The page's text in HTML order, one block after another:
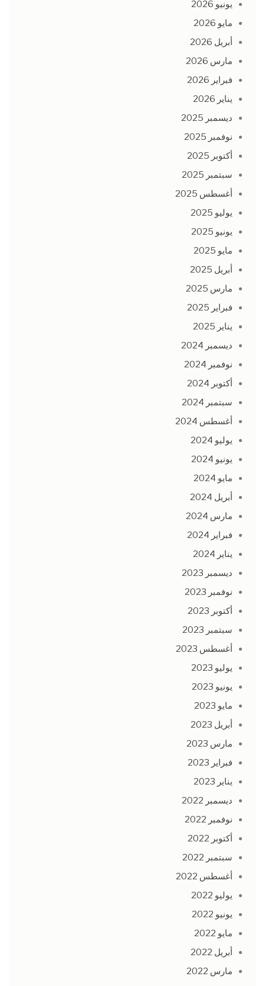
يونيو 2026
مايو 2026
أبريل 2026
مارس 2026
فبراير 2026
يناير 2026
ديسمبر 2025
نوفمبر 2025
أكتوبر 2025
سبتمبر 2025
أغسطس 2025
يوليو 2025
يونيو 2025
مايو 2025
أبريل 2025
مارس 2025
فبراير 2025
يناير 2025
ديسمبر 2024
نوفمبر 2024
أكتوبر 2024
سبتمبر 2024
أغسطس 2024
يوليو 2024
يونيو 2024
مايو 2024
أبريل 2024
مارس 2024
فبراير 2024
يناير 2024
ديسمبر 2023
نوفمبر 2023
أكتوبر 2023
سبتمبر 2023
أغسطس 2023
يوليو 2023
يونيو 2023
مايو 2023
أبريل 2023
مارس 2023
فبراير 2023
يناير 2023
ديسمبر 2022
نوفمبر 2022
أكتوبر 2022
سبتمبر 2022
أغسطس 2022
يوليو 2022
يونيو 2022
مايو 2022
أبريل 2022
مارس 2022